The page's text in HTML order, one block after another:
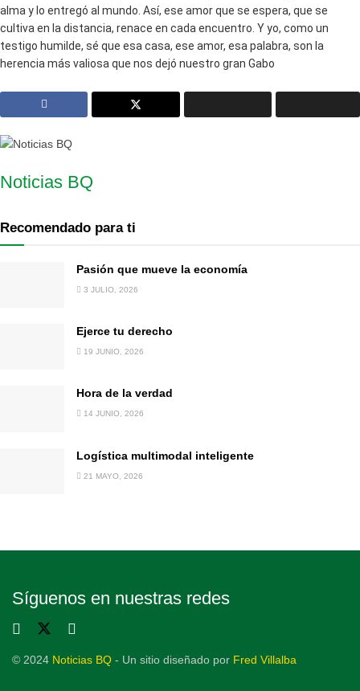
alma y lo entregó al mundo. Así, ese amor que se espera, que se
cultiva en la distancia, renace en cada encuentro. Y yo, como un
testigo humilde, sé que esa casa, ese amor, esa palabra, son la
herencia más valiosa que nos dejó nuestro gran Gabo
Noticias BQ
Recomendado para ti
Pasión que mueve la economía
3 JULIO, 2026
Ejerce tu derecho
19 JUNIO, 2026
Hora de la verdad
14 JUNIO, 2026
Logística multimodal inteligente
21 MAYO, 2026
Síguenos en nuestras redes
© 2024 Noticias BQ - Un sitio diseñado por Fred Villalba